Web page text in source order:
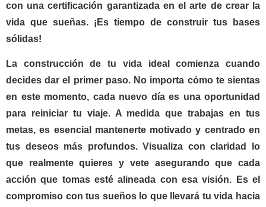
con una certificación garantizada en el arte de crear la
vida que sueñas. ¡Es tiempo de construir tus bases
sólidas!
La construcción de tu vida ideal comienza cuando
decides dar el primer paso. No importa cómo te sientas
en este momento, cada nuevo día es una oportunidad
para reiniciar tu viaje. A medida que trabajas en tus
metas, es esencial mantenerte motivado y centrado en
tus deseos más profundos. Visualiza con claridad lo
que realmente quieres y vete asegurando que cada
acción que tomas esté alineada con esa visión. Es el
compromiso con tus sueños lo que llevará tu vida hacia